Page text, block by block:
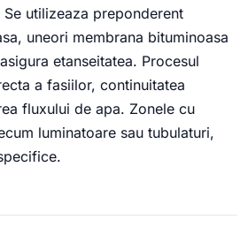
utilizeaza preponderent
uneori membrana bituminoasa
etanseitatea. Procesul
a fasiilor, continuitatea
fluxului de apa. Zonele cu
luminatoare sau tubulaturi,